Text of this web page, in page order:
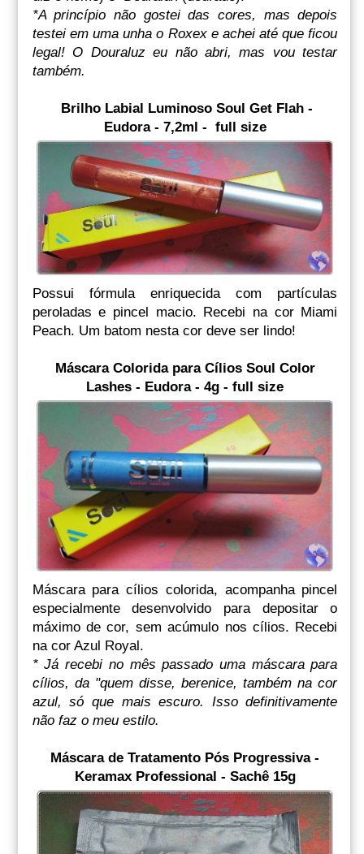
*A princípio não gostei das cores, mas depois
testei em uma unha o Roxex e achei até que ficou
legal! O Douraluz eu não abri, mas vou testar
também.
Brilho Labial Luminoso Soul Get Flah -
Eudora - 7,2ml - full size
Possui fórmula enriquecida com partículas
peroladas e pincel macio. Recebi na cor Miami
Peach. Um batom nesta cor deve ser lindo!
Máscara Colorida para Cílios Soul Color
Lashes - Eudora - 4g - full size
Máscara para cílios colorida, acompanha pincel
especialmente desenvolvido para depositar o
máximo de cor, sem acúmulo nos cílios. Recebi
na cor Azul Royal.
* Já recebi no mês passado uma máscara para
cílios, da "quem disse, berenice, também na cor
azul, só que mais escuro. Isso definitivamente
não faz o meu estilo.
Máscara de Tratamento Pós Progressiva -
Keramax Professional - Sachê 15g